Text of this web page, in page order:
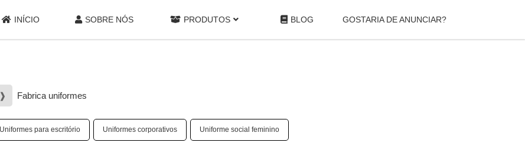
INÍCIO SOBRE NÓS PRODUTOS BLOG GOSTARIA DE ANUNCIAR?
Fabrica uniformes
Uniformes para escritório Uniformes corporativos Uniforme social feminino